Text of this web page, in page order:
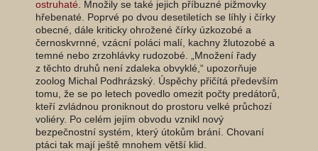
ostruhaté . Množily se také jejich příbuzné pižmovky
hřebenaté. Poprvé po dvou desetiletích se líhly i čírky
obecné, dále kriticky ohrožené čírky úzkozobé a
černoskvrnné, vzácní poláci malí, kachny žlutozobé a
temné nebo zrzohlávky rudozobé. „Množení řady
z těchto druhů není zdaleka obvyklé,“ upozorňuje
zoolog Michal Podhrázský. Úspěchy přičítá především
tomu, že se po letech povedlo omezit počty predátorů,
kteří zvládnou proniknout do prostoru velké průchozí
voliéry. Po celém jejím obvodu vznikl nový
bezpečnostní systém, který útokům brání. Chovaní
ptáci tak mají ještě mnohem větší klid.